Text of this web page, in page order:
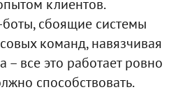
клиентов.
сбоящие системы
команд, навязчивая
– все это работает ровно
способствовать.